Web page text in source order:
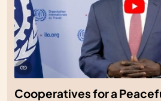
Cooperatives for a